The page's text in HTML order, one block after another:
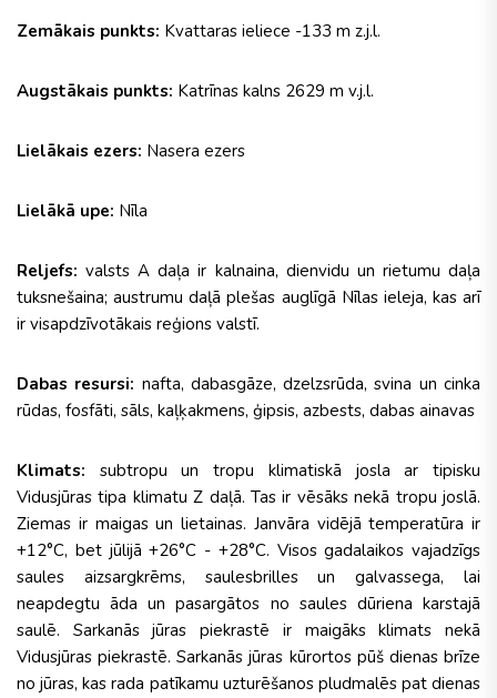
Zemākais punkts: Kvattaras ieliece -133 m z.j.l.
Augstākais punkts: Katrīnas kalns 2629 m v.j.l.
Lielākais ezers: Nasera ezers
Lielākā upe: Nīla
Reljefs:valsts A daļa ir kalnaina, dienvidu un rietumu daļa
tuksnešaina; austrumu daļā plešas auglīgā Nīlas ieleja, kas arī
ir visapdzīvotākais reģions valstī.
Dabas resursi: nafta, dabasgāze, dzelzsrūda, svina un cinka
rūdas, fosfāti, sāls, kaļķakmens, ģipsis, azbests, dabas ainavas
Klimats: subtropu un tropu klimatiskā josla ar tipisku
Vidusjūras tipa klimatu Z daļā. Tas ir vēsāks nekā tropu joslā.
Ziemas ir maigas un lietainas. Janvāra vidējā temperatūra ir
+12°C, bet jūlijā +26°C - +28°C. Visos gadalaikos vajadzīgs
saules aizsargkrēms, saulesbrilles un galvassega, lai
neapdegtu āda un pasargātos no saules dūriena karstajā
saulē. Sarkanās jūras piekrastē ir maigāks klimats nekā
Vidusjūras piekrastē. Sarkanās jūras kūrortos pūš dienas brīze
no jūras, kas rada patīkamu uzturēšanos pludmalēs pat dienas